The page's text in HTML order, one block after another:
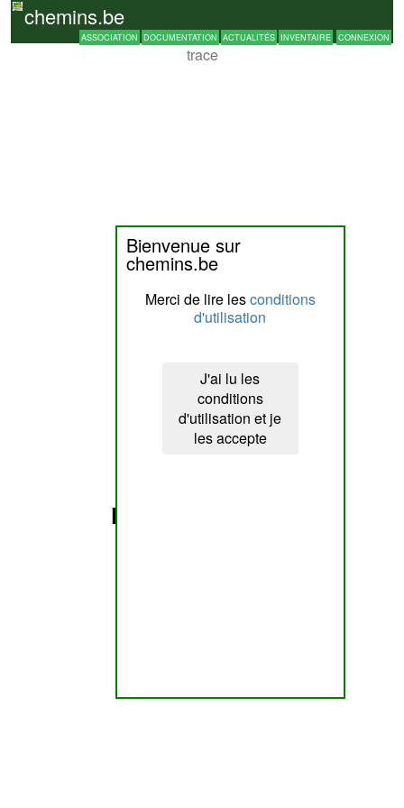
chemins.be
ASSOCIATION DOCUMENTATION ACTUALITÉS INVENTAIRE CONNEXION
trace
Bienvenue sur
chemins.be
Merci de lire lesconditions
d'utilisation
J'ai lu les
conditions
d'utilisation et je
les accepte
404
Page non trouvée